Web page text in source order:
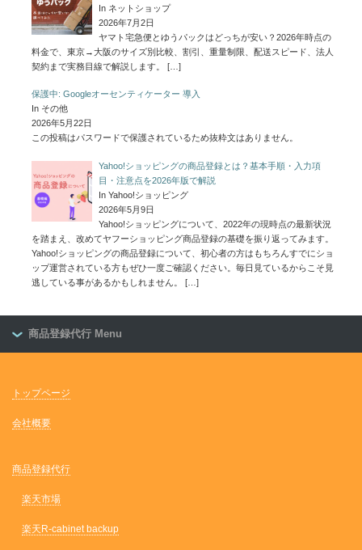
In ネットショップ
2026年7月2日
ヤマト宅急便とゆうパックはどっちが安い？2026年時点の
料金で、東京→大阪のサイズ別比較、割引、重量制限、配送スピード、法人
契約まで実務目線で解説します。
[…]
保護中: Googleオーセンティケーター 導入
In その他
2026年5月22日
この投稿はパスワードで保護されているため抜粋文はありません。
Yahoo!ショッピングの商品登録とは？基本手順・入力項
目・注意点を2026年版で解説
In Yahoo!ショッピング
2026年5月9日
Yahoo!ショッピングについて、2022年の現時点の最新状況
を踏まえ、改めてヤフーショッピング商品登録の基礎を振り返ってみます。
Yahoo!ショッピングの商品登録について、初心者の方はもちろんすでにショ
ップ運営されている方もぜひ一度ご確認ください。毎日見ているからこそ見
逃している事があるかもしれません。
[…]
商品登録代行 Menu
トップページ
会社概要
商品登録代行
楽天市場
楽天R-cabinet backup